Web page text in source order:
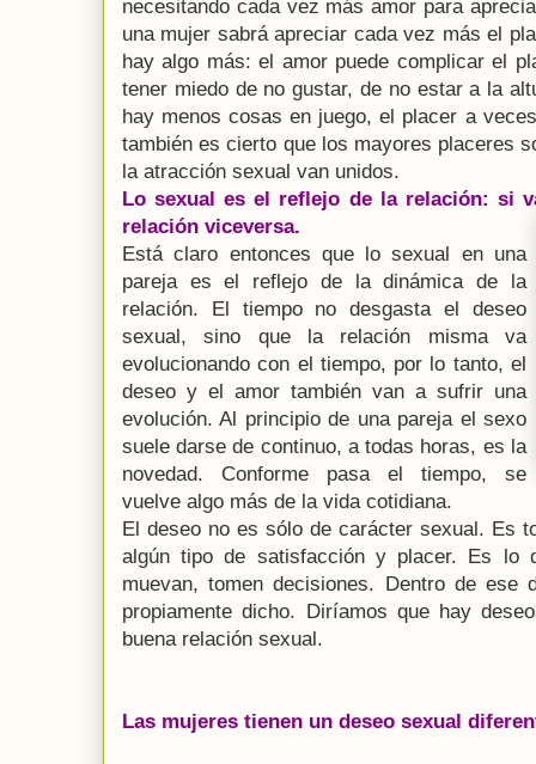
necesitando cada vez más amor para
una mujer sabrá apreciar cada vez más el
hay algo más: el amor puede complicar el
tener miedo de no gustar, de no estar a la
hay menos cosas en juego, el placer a
también es cierto que los mayores placeres
la atracción sexual van unidos.
Lo sexual es el reflejo de la relación: si
relación viceversa.
Está claro entonces que lo sexual en una
pareja es el reflejo de la dinámica de la
relación. El tiempo no desgasta el deseo
sexual, sino que la relación misma va
evolucionando con el tiempo, por lo tanto, el
deseo y el amor también van a sufrir una
evolución. Al principio de una pareja el sexo
suele darse de continuo, a todas horas, es la
novedad. Conforme pasa el tiempo, se
vuelve algo más de la vida cotidiana.
El deseo no es sólo de carácter sexual. Es
algún tipo de satisfacción y placer. Es lo
muevan, tomen decisiones. Dentro de ese
propiamente dicho. Diríamos que hay
buena relación sexual.
Las mujeres tienen un deseo sexual